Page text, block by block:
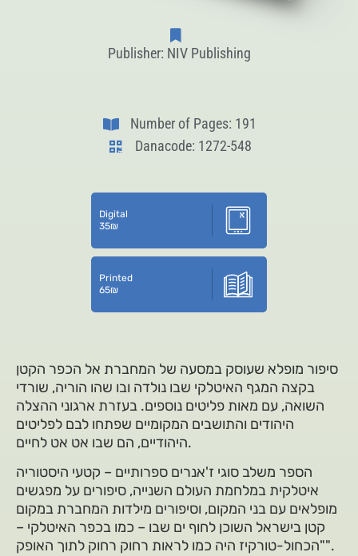
Publisher: NIV Publishing
Number of Pages: 191
Danacode: 1272-548
Digital
35₪
Printed
65₪
סיפור מופלא שעוסק במסעה של המחברת אל הכפר הקטן
בקצה המגף האיטלקי שבו נולדה ובו שהו הוריה, שורדי
השואה, עם מאות פליטים נוספים. בעזרת ארגוני ההצלה
היהודים והתושבים המקומיים שפתחו לבם לפליטים
היהודיים, הם שבו אט אט לחיים.
הספר משלב סוגי ז'אנרים ספרותיים – קטעי היסטוריה
איטלקית במלחמת העולם השנייה, סיפורים על מפגשים
מופלאים עם בני המקום, וסיפורים מילדות המחברת במקום
קטן בישראל השוכן לחוף ים שבו – כמו בכפר האיטלקי –
"הכחול-טורקיז היה כמו לראות רחוק רחוק לתוך האופק".